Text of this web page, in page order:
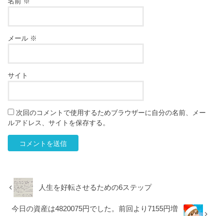
メール ※
サイト
次回のコメントで使用するためブラウザーに自分の名前、メー
ルアドレス、サイトを保存する。
人生を好転させるための6ステップ
今日の資産は4820075円でした。前回より7155円増